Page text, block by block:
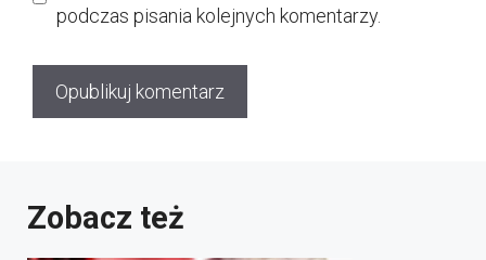
podczas pisania kolejnych komentarzy.
Zobacz też